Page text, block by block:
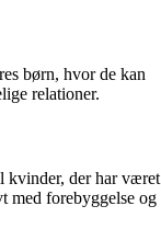
børn, hvor de kan
relationer.
kvinder, der har været
med forebyggelse og